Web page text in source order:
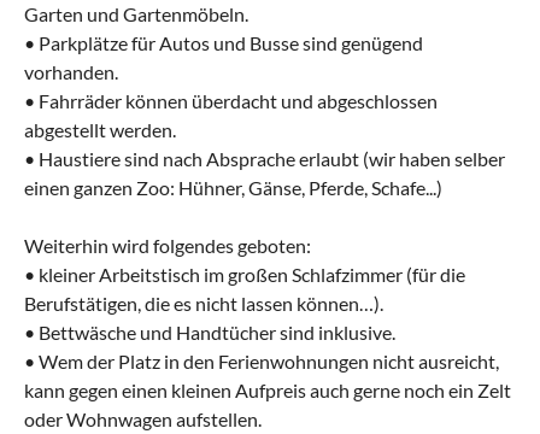
Garten und Gartenmöbeln.
• Parkplätze für Autos und Busse sind genügend
vorhanden.
• Fahrräder können überdacht und abgeschlossen
abgestellt werden.
• Haustiere sind nach Absprache erlaubt (wir haben selber
einen ganzen Zoo: Hühner, Gänse, Pferde, Schafe...)
Weiterhin wird folgendes geboten:
• kleiner Arbeitstisch im großen Schlafzimmer (für die
Berufstätigen, die es nicht lassen können…).
• Bettwäsche und Handtücher sind inklusive.
• Wem der Platz in den Ferienwohnungen nicht ausreicht,
kann gegen einen kleinen Aufpreis auch gerne noch ein Zelt
oder Wohnwagen aufstellen.